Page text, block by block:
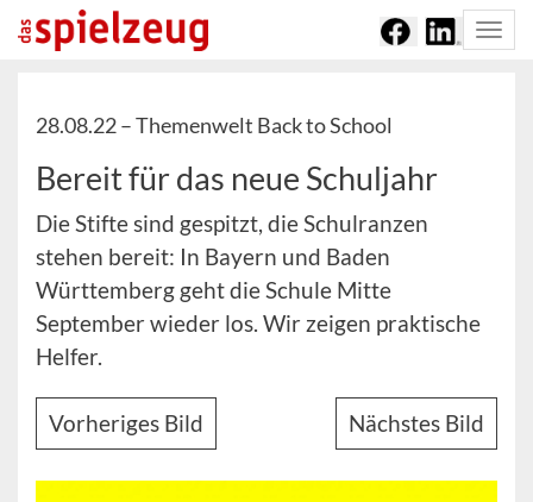
28.08.22 –Themenwelt Back to School
Bereit für das neue Schuljahr
Die Stifte sind gespitzt, die Schulranzen
stehen bereit: In Bayern und Baden
Württemberg geht die Schule Mitte
September wieder los. Wir zeigen praktische
Helfer.
Vorheriges Bild Nächstes Bild